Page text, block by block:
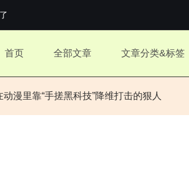
，德约...
...
，德约...
首页 全部文章 文章分类&标签
漫里靠“手搓黑科技”降维打击的狠人